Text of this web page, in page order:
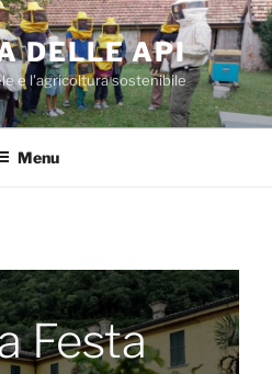
DELLE API
e l'agricoltura sostenibile
Menu
Festa